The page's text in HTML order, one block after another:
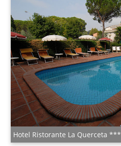
Hotel Ristorante La Querceta ***